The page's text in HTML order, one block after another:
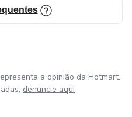
a opinião da Hotmart.
denuncie aqui